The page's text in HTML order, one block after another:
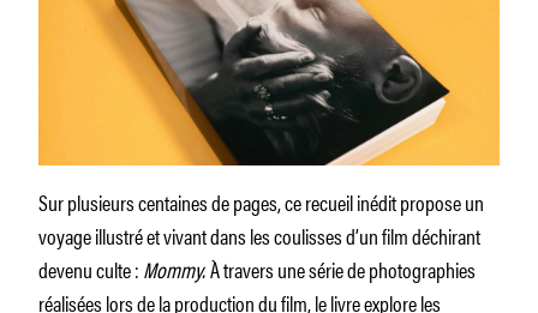
Sur plusieurs centaines de pages, ce recueil inédit propose un
voyage illustré et vivant dans les coulisses d’un film déchirant
devenu culte :Mommy.À travers une série de photographies
réalisées lors de la production du film, le livre explore les